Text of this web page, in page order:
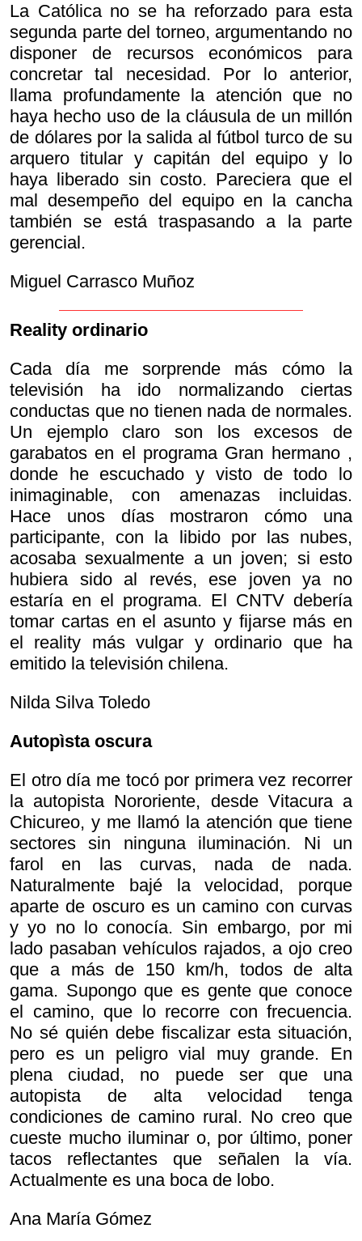
La Católica no se ha reforzado para esta
segunda parte del torneo, argumentando no
disponer de recursos económicos para
concretar tal necesidad. Por lo anterior,
llama profundamente la atención que no
haya hecho uso de la cláusula de un millón
de dólares por la salida al fútbol turco de su
arquero titular y capitán del equipo y lo
haya liberado sin costo. Pareciera que el
mal desempeño del equipo en la cancha
también se está traspasando a la parte
gerencial.
Miguel Carrasco Muñoz
Reality ordinario
Cada día me sorprende más cómo la
televisión ha ido normalizando ciertas
conductas que no tienen nada de normales.
Un ejemplo claro son los excesos de
garabatos en el programa Gran hermano ,
donde he escuchado y visto de todo lo
inimaginable, con amenazas incluidas.
Hace unos días mostraron cómo una
participante, con la libido por las nubes,
acosaba sexualmente a un joven; si esto
hubiera sido al revés, ese joven ya no
estaría en el programa. El CNTV debería
tomar cartas en el asunto y fijarse más en
el reality más vulgar y ordinario que ha
emitido la televisión chilena.
Nilda Silva Toledo
Autopìsta oscura
El otro día me tocó por primera vez recorrer
la autopista Nororiente, desde Vitacura a
Chicureo, y me llamó la atención que tiene
sectores sin ninguna iluminación. Ni un
farol en las curvas, nada de nada.
Naturalmente bajé la velocidad, porque
aparte de oscuro es un camino con curvas
y yo no lo conocía. Sin embargo, por mi
lado pasaban vehículos rajados, a ojo creo
que a más de 150 km/h, todos de alta
gama. Supongo que es gente que conoce
el camino, que lo recorre con frecuencia.
No sé quién debe fiscalizar esta situación,
pero es un peligro vial muy grande. En
plena ciudad, no puede ser que una
autopista de alta velocidad tenga
condiciones de camino rural. No creo que
cueste mucho iluminar o, por último, poner
tacos reflectantes que señalen la vía.
Actualmente es una boca de lobo.
Ana María Gómez